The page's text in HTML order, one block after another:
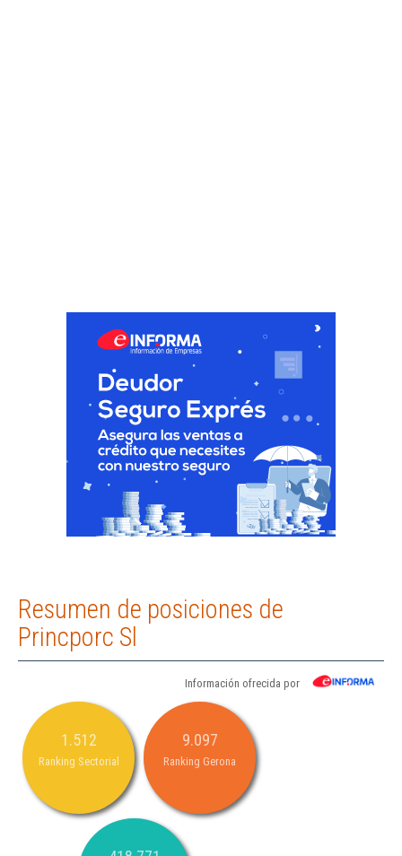
Resumen de posiciones de
Princporc Sl
Información ofrecida por
1.512
Ranking Sectorial
9.097
Ranking Gerona